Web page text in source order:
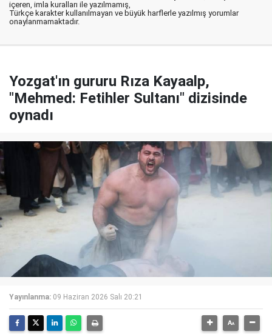
içeren, imla kuralları ile yazılmamış,
Türkçe karakter kullanılmayan ve büyük harflerle yazılmış yorumlar
onaylanmamaktadır.
Yozgat'ın gururu Rıza Kayaalp,
"Mehmed: Fetihler Sultanı" dizisinde
oynadı
Yayınlanma: 09 Haziran 2026 Salı 20:21